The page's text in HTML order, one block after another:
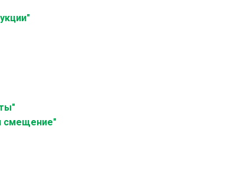
смещение"